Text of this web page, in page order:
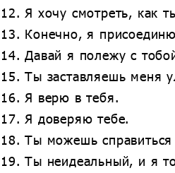
12. Я хочу смотреть, как
13. Конечно, я
14. Давай я полежу с
15. Ты заставляешь меня
16. Я верю в тебя.
17. Я доверяю тебе.
18. Ты можешь
19. Ты неидеальный, и я